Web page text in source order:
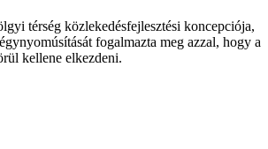
térség közlekedésfejlesztési koncepciója,
fogalmazta meg azzal, hogy a
kellene elkezdeni.